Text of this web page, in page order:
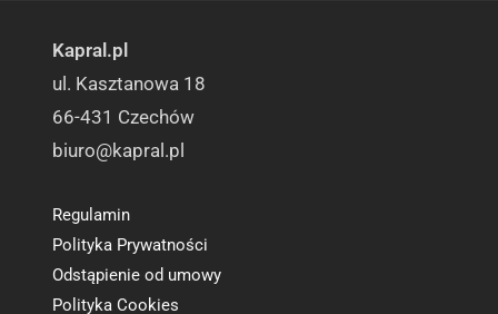
Kapral.pl
ul. Kasztanowa 18
66-431 Czechów
biuro@kapral.pl
Regulamin
Polityka Prywatności
Odstąpienie od umowy
Polityka Cookies